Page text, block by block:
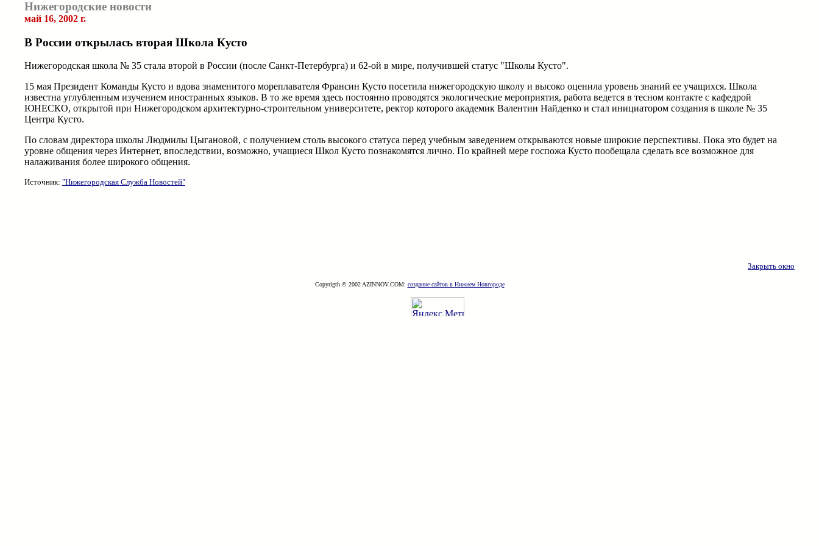
Нижегородские новости
май 16, 2002 г.
В России открылась вторая Школа Кусто
Нижегородская школа № 35 стала второй в России (после Санкт-Петербурга) и 62-ой в мире, получившей статус "Школы Кусто".
15 мая Президент Команды Кусто и вдова знаменитого мореплавателя Франсин Кусто посетила нижегородскую школу и высоко оценила уровень знаний ее учащихся. Школа
известна углубленным изучением иностранных языков. В то же время здесь постоянно проводятся экологические мероприятия, работа ведется в тесном контакте с кафедрой
ЮНЕСКО, открытой при Нижегородском архитектурно-строительном университете, ректор которого академик Валентин Найденко и стал инициатором создания в школе № 35
Центра Кусто.
По словам директора школы Людмилы Цыгановой, с получением столь высокого статуса перед учебным заведением открываются новые широкие перспективы. Пока это будет на
уровне общения через Интернет, впоследствии, возможно, учащиеся Школ Кусто познакомятся лично. По крайней мере госпожа Кусто пообещала сделать все возможное для
налаживания более широкого общения.
Источник: "Нижегородская Служба Новостей"
Закрыть окно
Copyrigth © 2002 AZINNOV.COM: создание сайтов в Нижнем Новгороде